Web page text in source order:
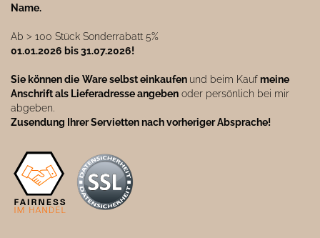
Name.
Ab ˃ 100 Stück Sonderrabatt 5%
01.01.2026 bis 31.07.2026!
Sie können die Ware selbst einkaufen und beim Kaufmeine
Anschrift als Lieferadresse angeben oder persönlich bei mir
abgeben.
Zusendung Ihrer Servietten nach vorheriger Absprache!